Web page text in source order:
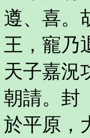
遵、喜。
王，寵乃
天子嘉況
朝請。封
於平原，